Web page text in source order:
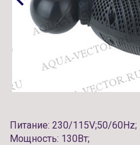
Питание: 230/115V;50/60Hz;
Мощность: 130Вт;